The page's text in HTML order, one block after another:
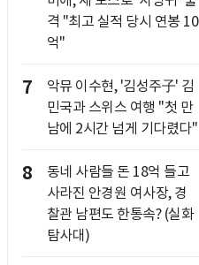
격 "최고 실적 당시 연봉 10
억"
7
악뮤 이수현, '김성주子' 김
민국과 스위스 여행 "첫 만
남에 2시간 넘게 기다렸다"
8
동네 사람들 돈 18억 들고
사라진 안경원 여사장, 경
찰관 남편도 한통속? (실화
탐사대)